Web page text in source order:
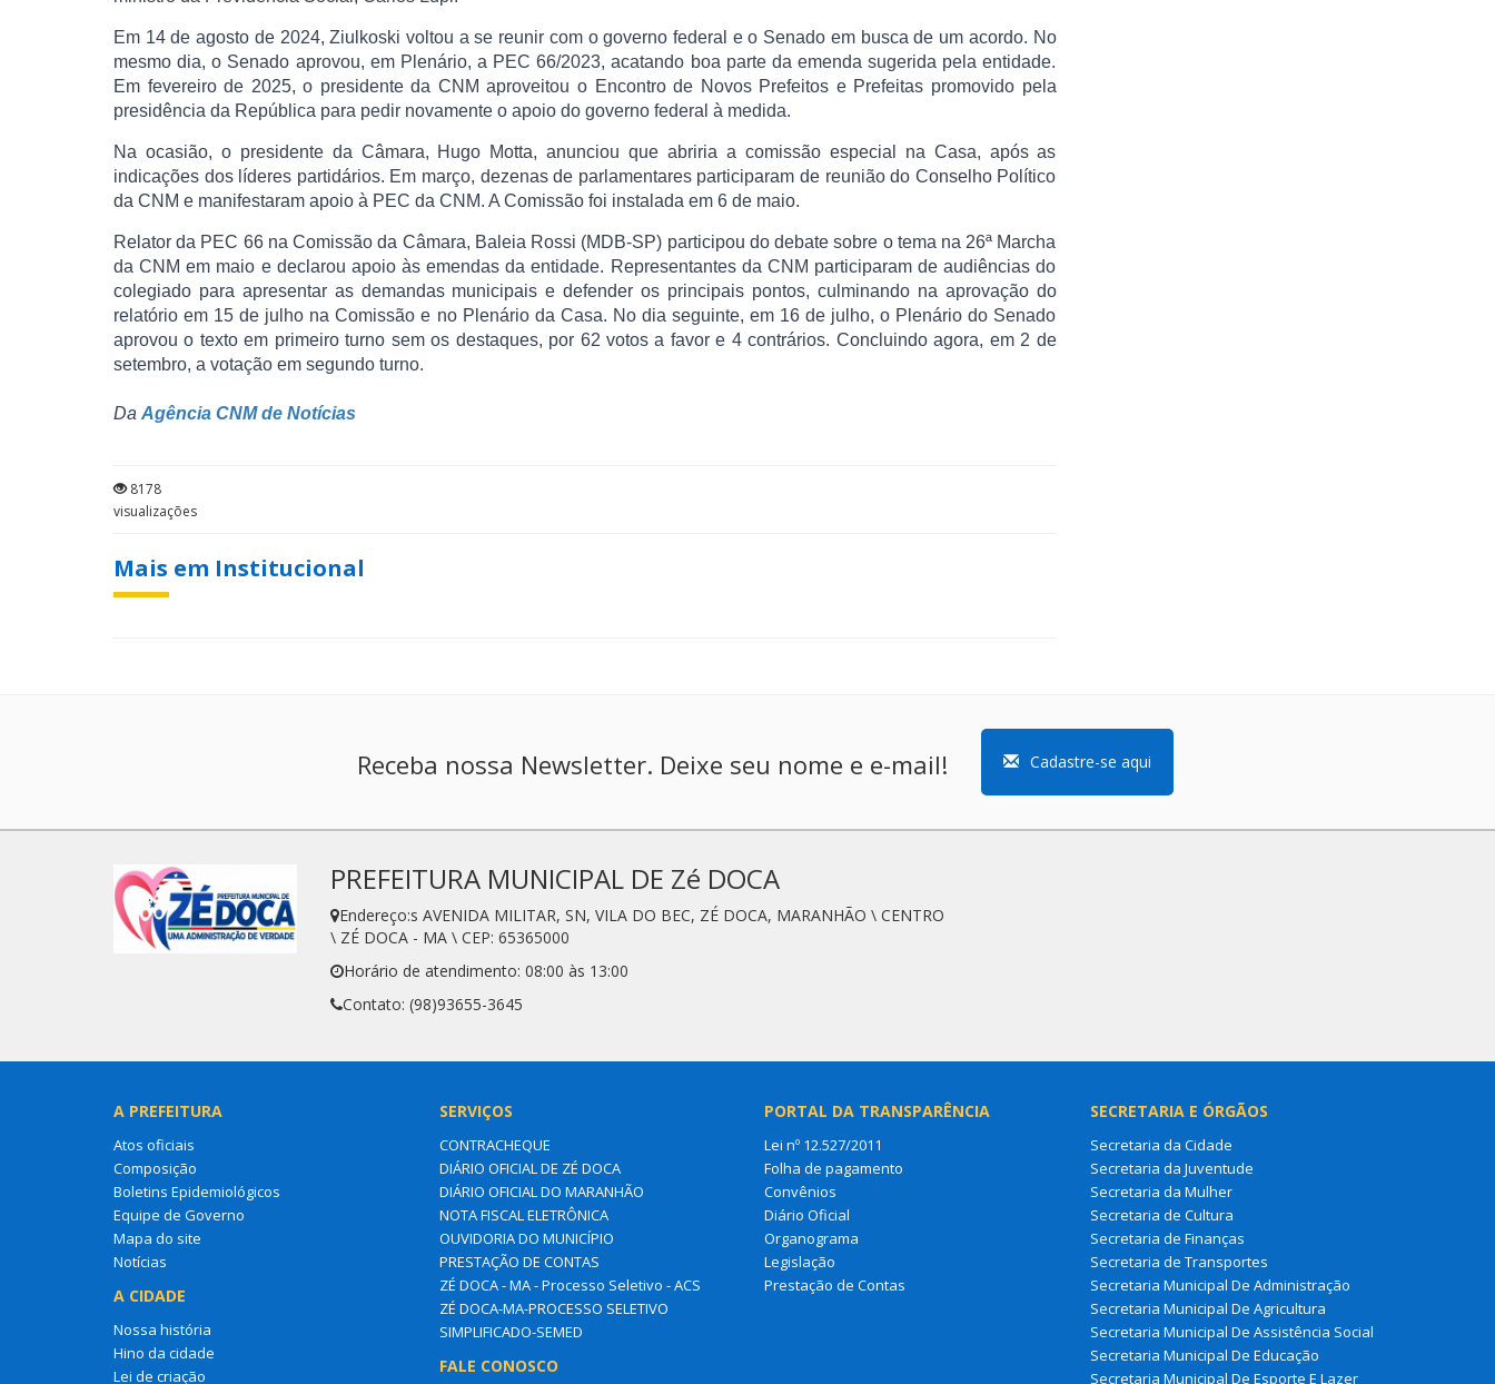
Em 14 de agosto de 2024, Ziulkoski voltou a se reunir com o governo federal e o Senado em busca de um acordo. No
mesmo dia, o Senado aprovou, em Plenário, a PEC 66/2023, acatando boa parte da emenda sugerida pela entidade.
Em fevereiro de 2025, o presidente da CNM aproveitou o Encontro de Novos Prefeitos e Prefeitas promovido pela
presidência da República para pedir novamente o apoio do governo federal à medida.
Na ocasião, o presidente da Câmara, Hugo Motta, anunciou que abriria a comissão especial na Casa, após as
indicações dos líderes partidários. Em março, dezenas de parlamentares participaram de reunião do Conselho Político
da CNM e manifestaram apoio à PEC da CNM. A Comissão foi instalada em 6 de maio.
Relator da PEC 66 na Comissão da Câmara, Baleia Rossi (MDB-SP) participou do debate sobre o tema na 26ª Marcha
da CNM em maio e declarou apoio às emendas da entidade. Representantes da CNM participaram de audiências do
colegiado para apresentar as demandas municipais e defender os principais pontos, culminando na aprovação do
relatório em 15 de julho na Comissão e no Plenário da Casa. No dia seguinte, em 16 de julho, o Plenário do Senado
aprovou o texto em primeiro turno sem os destaques, por 62 votos a favor e 4 contrários. Concluindo agora, em 2 de
setembro, a votação em segundo turno.
Da Agência CNM de Notícias
8178
visualizações
Mais em Institucional
Receba nossa Newsletter. Deixe seu nome e e-mail! Cadastre-se aqui
PREFEITURA MUNICIPAL DE Zé DOCA
Endereço:s AVENIDA MILITAR, SN, VILA DO BEC, ZÉ DOCA, MARANHÃO \ CENTRO
\ ZÉ DOCA - MA \ CEP: 65365000
Horário de atendimento: 08:00 às 13:00
Contato: (98)93655-3645
A PREFEITURA
Atos oficiais
Composição
Boletins Epidemiológicos
Equipe de Governo
Mapa do site
Notícias
A CIDADE
Nossa história
Hino da cidade
Lei de criação
SERVIÇOS
CONTRACHEQUE
DIÁRIO OFICIAL DE ZÉ DOCA
DIÁRIO OFICIAL DO MARANHÃO
NOTA FISCAL ELETRÔNICA
OUVIDORIA DO MUNICÍPIO
PRESTAÇÃO DE CONTAS
ZÉ DOCA - MA - Processo Seletivo - ACS
ZÉ DOCA-MA-PROCESSO SELETIVO
SIMPLIFICADO-SEMED
FALE CONOSCO
PORTAL DA TRANSPARÊNCIA
Lei nº 12.527/2011
Folha de pagamento
Convênios
Diário Oficial
Organograma
Legislação
Prestação de Contas
SECRETARIA E ÓRGÃOS
Secretaria da Cidade
Secretaria da Juventude
Secretaria da Mulher
Secretaria de Cultura
Secretaria de Finanças
Secretaria de Transportes
Secretaria Municipal De Administração
Secretaria Municipal De Agricultura
Secretaria Municipal De Assistência Social
Secretaria Municipal De Educação
Secretaria Municipal De Esporte E Lazer